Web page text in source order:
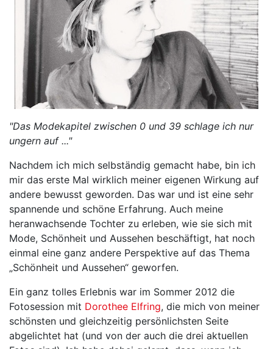
"Das Modekapitel zwischen 0 und 39 schlage ich nur
ungern auf ..."
Nachdem ich mich selbständig gemacht habe, bin ich
mir das erste Mal wirklich meiner eigenen Wirkung auf
andere bewusst geworden. Das war und ist eine sehr
spannende und schöne Erfahrung. Auch meine
heranwachsende Tochter zu erleben, wie sie sich mit
Mode, Schönheit und Aussehen beschäftigt, hat noch
einmal eine ganz andere Perspektive auf das Thema
„Schönheit und Aussehen“ geworfen.
Ein ganz tolles Erlebnis war im Sommer 2012 die
Fotosession mit Dorothee Elfring, die mich von meiner
schönsten und gleichzeitig persönlichsten Seite
abgelichtet hat (und von der auch die drei aktuellen